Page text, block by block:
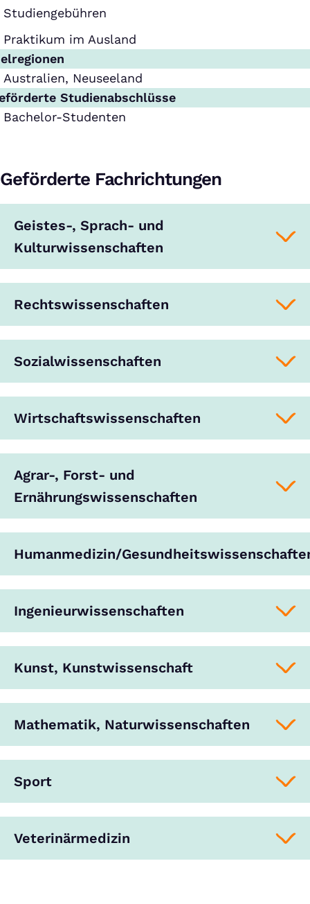
Studiengebühren
Praktikum im Ausland
Australien, Neuseeland
Studienabschlüsse
Bachelor-Studenten
Geförderte Fachrichtungen
Geistes-, Sprach- und
Kulturwissenschaften
Rechtswissenschaften
Sozialwissenschaften
Wirtschaftswissenschaften
Agrar-, Forst- und
Ernährungswissenschaften
Humanmedizin/
Ingenieurwissenschaften
Kunst, Kunstwissenschaft
Mathematik, Naturwissenschaften
Sport
Veterinärmedizin